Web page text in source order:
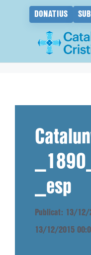
DONATIUS
_esp
Publicat: 13/12/
13/12/2015